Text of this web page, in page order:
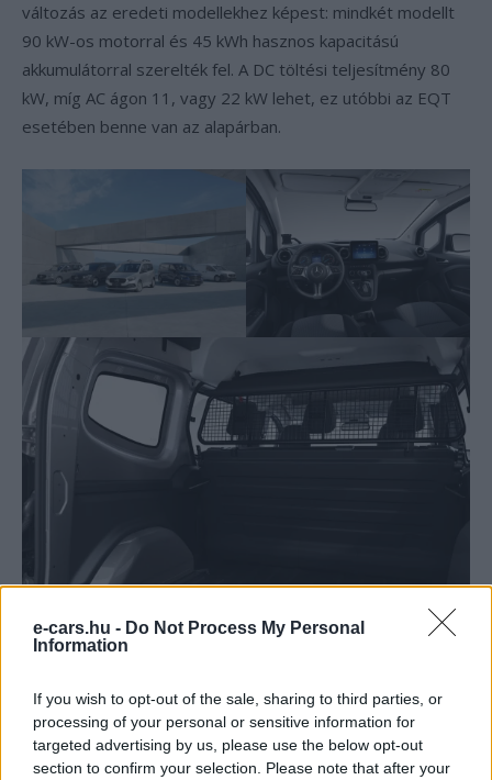
e-cars.hu - Do Not Process My Personal
Information
If you wish to opt-out of the sale, sharing to third parties, or
processing of your personal or sensitive information for
targeted advertising by us, please use the below opt-out
section to confirm your selection. Please note that after your
változás az eredeti modellekhez képest: mindkét modellt
90 kW-os motorral és 45 kWh hasznos kapacitású
akkumulátorral szerelték fel. A DC töltési teljesítmény 80
kW, míg AC ágon 11, vagy 22 kW lehet, ez utóbbi az EQT
esetében benne van az alapárban.
Az újdonságokon túl érkezik a Mixto néven bemutatkozó
kivitel is a hosszított tengelytávú eCitan esetében, egy
második üléssorral. Ez szükség esetén válaszfallá